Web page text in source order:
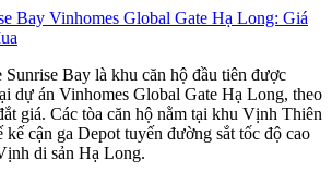
Bay Vinhomes Global Gate Hạ Long: Giá
Bay là khu căn hộ đầu tiên được
dự án Vinhomes Global Gate Hạ Long, theo
giá. Các tòa căn hộ nằm tại khu Vịnh Thiên
cận ga Depot tuyến đường sắt tốc độ cao
di sản Hạ Long.